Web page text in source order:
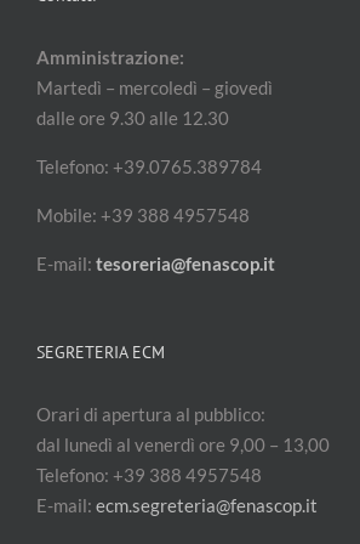
Amministrazione:
Martedì – mercoledì – giovedì
dalle ore 9.30 alle 12.30
Telefono: +39.0765.389784
Mobile: +39 388 4957548
E-mail: tesoreria@fenascop.it
SEGRETERIA ECM
Orari di apertura al pubblico:
dal lunedì al venerdì ore 9,00 – 13,00
Telefono: +39 388 4957548
E-mail: ecm.segreteria@fenascop.it